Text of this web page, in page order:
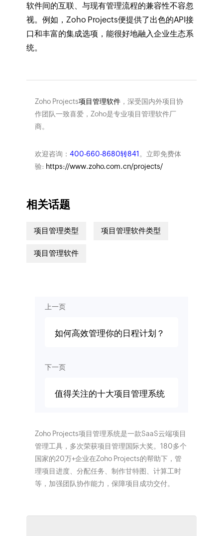
软件间的互联、与现有管理流程的兼容性不容忽
视。例如，Zoho Projects便提供了出色的API接
口和丰富的集成选项，能很好地融入企业生态系
统。
Zoho Projects项目管理软件，深受国内外项目协
作团队一致喜爱，Zoho是专业项目管理软件厂
商。
欢迎咨询： 400-660-8680转841 。立即免费体
验: https://www.zoho.com.cn/projects/
相关话题
项目管理类型 项目管理软件类型
项目管理软件
上一页
如何高效管理你的日程计划？
下一页
值得关注的十大项目管理系统
Zoho Projects项目管理系统是一款SaaS云端项目
管理工具，多次荣获项目管理国际大奖。180多个
国家的20万+企业在Zoho Projects的帮助下，管
理项目进度、分配任务、制作甘特图、计算工时
等，加强团队协作能力，保障项目成功交付。